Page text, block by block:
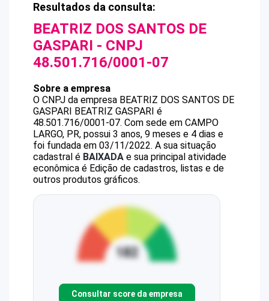
Resultados da consulta:
BEATRIZ DOS SANTOS DE
GASPARI - CNPJ
48.501.716/0001-07
Sobre a empresa
O CNPJ da empresa BEATRIZ DOS SANTOS DE
GASPARI BEATRIZ GASPARI é
48.501.716/0001-07. Com sede em CAMPO
LARGO, PR, possui 3 anos, 9 meses e 4 dias e
foi fundada em 03/11/2022. A sua situação
cadastral é BAIXADA e sua principal atividade
econômica é Edição de cadastros, listas e de
outros produtos gráficos.
Consultar score da empresa